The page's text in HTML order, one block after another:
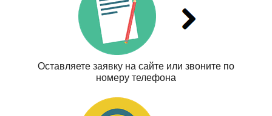
Оставляете заявку на сайте или звоните по
номеру телефона